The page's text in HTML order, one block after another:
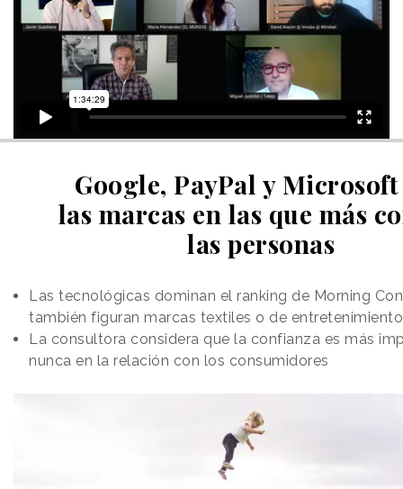
Google, PayPal y
las marcas en las que más
las personas
Las tecnológicas dominan el ranking de Morning
también figuran marcas textiles o de entretenimiento
La consultora considera que la confianza es más
nunca en la relación con los consumidores